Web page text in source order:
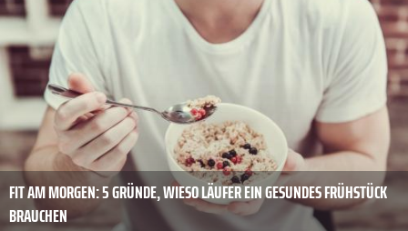
FIT AM MORGEN: 5 GRÜNDE, WIESO LÄUFER EIN GESUNDES FRÜHSTÜCK
BRAUCHEN